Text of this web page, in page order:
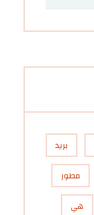
بريد
مطور
هي